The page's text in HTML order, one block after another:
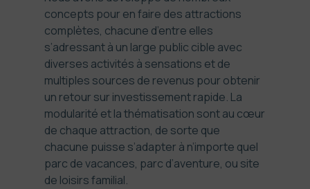
concepts pour en faire des attractions
complètes, chacune d’entre elles
s’adressant à un large public cible avec
diverses activités à sensations et de
multiples sources de revenus pour obtenir
un retour sur investissement rapide. La
modularité et la thématisation sont au cœur
de chaque attraction, de sorte que
chacune puisse s’adapter à n’importe quel
parc de vacances, parc d’aventure, ou site
de loisirs familial.